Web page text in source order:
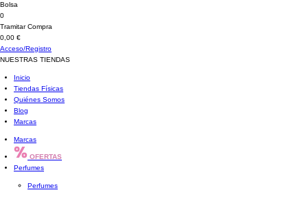
Bolsa
0
Tramitar Compra
0,00 €
Acceso/Registro
NUESTRAS TIENDAS
Inicio
Tiendas Físicas
Quiénes Somos
Blog
Marcas
Marcas
OFERTAS
Perfumes
Perfumes